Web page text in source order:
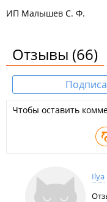
ИП Малышев С. Ф.
Отзывы (66)
Чтобы оставить
Ilya